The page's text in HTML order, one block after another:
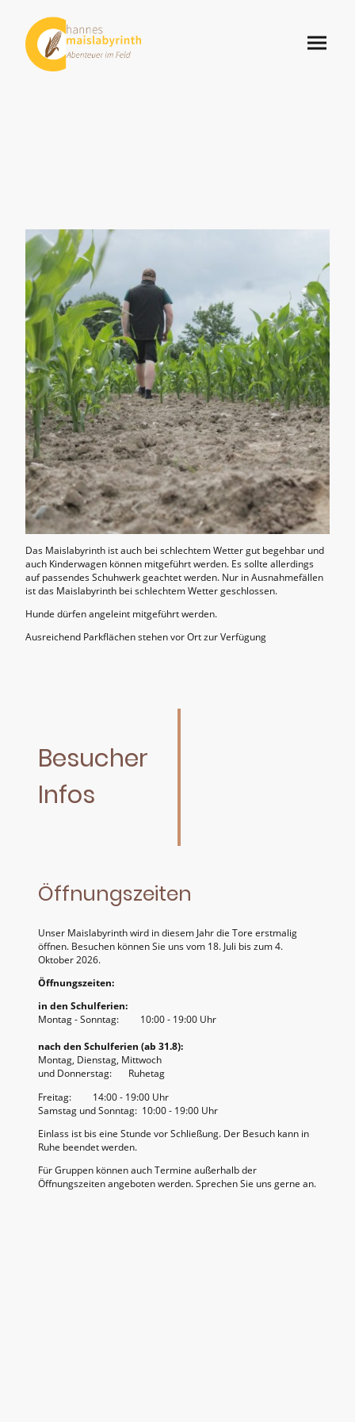
Das Maislabyrinth ist auch bei schlechtem Wetter gut begehbar und
auch Kinderwagen können mitgeführt werden. Es sollte allerdings
auf passendes Schuhwerk geachtet werden. Nur in Ausnahmefällen
ist das Maislabyrinth bei schlechtem Wetter geschlossen.
Hunde dürfen angeleint mitgeführt werden.
Ausreichend Parkflächen stehen vor Ort zur Verfügung
Besucher
Infos
Öffnungszeiten
Unser Maislabyrinth wird in diesem Jahr die Tore erstmalig
öffnen. Besuchen können Sie uns vom 18. Juli bis zum 4.
Oktober 2026.
Öffnungszeiten:
in den Schulferien:
Montag - Sonntag: 10:00 - 19:00 Uhr
nach den Schulferien (ab 31.8):
Montag, Dienstag, Mittwoch
und Donnerstag: Ruhetag
Freitag: 14:00 - 19:00 Uhr
Samstag und Sonntag: 10:00 - 19:00 Uhr
Einlass ist bis eine Stunde vor Schließung. Der Besuch kann in
Ruhe beendet werden.
Für Gruppen können auch Termine außerhalb der
Öffnungszeiten angeboten werden. Sprechen Sie uns gerne an.